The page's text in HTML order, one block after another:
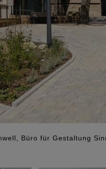
Büro für Gestaltung